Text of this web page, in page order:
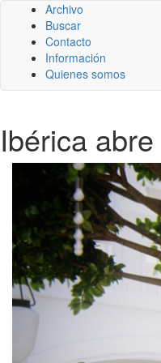
Archivo
Buscar
Contacto
Información
Quienes somos
Ibérica